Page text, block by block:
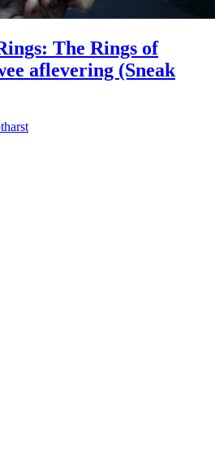
The Rings of
aflevering (Sneak